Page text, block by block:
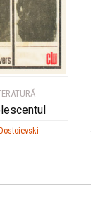
Dostoievski